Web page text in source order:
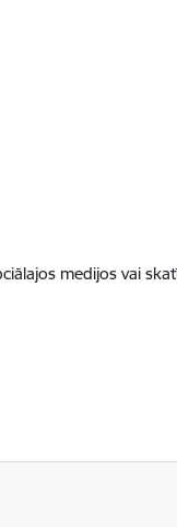
medijos vai